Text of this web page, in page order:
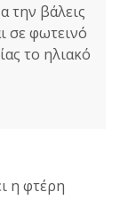
την βάλεις
σε φωτεινό
το ηλιακό
η φτέρη